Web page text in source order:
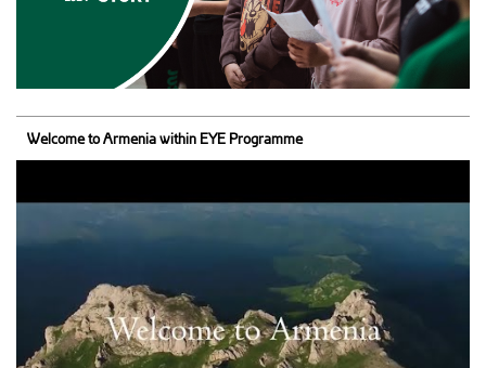
Welcome to Armenia within EYE Programme